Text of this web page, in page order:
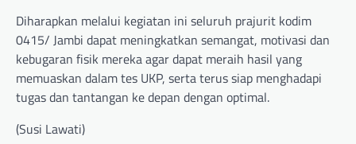
Diharapkan melalui kegiatan ini seluruh prajurit kodim
0415/ Jambi dapat meningkatkan semangat, motivasi dan
kebugaran fisik mereka agar dapat meraih hasil yang
memuaskan dalam tes UKP, serta terus siap menghadapi
tugas dan tantangan ke depan dengan optimal.
(Susi Lawati)